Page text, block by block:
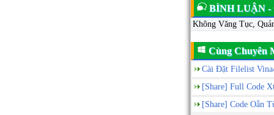
BÌNH LUẬN -
Không Văng Tục,
Cùng Chuyên
Cài Đặt Filelist
[Share] Full Code
[Share] Code Oẳn